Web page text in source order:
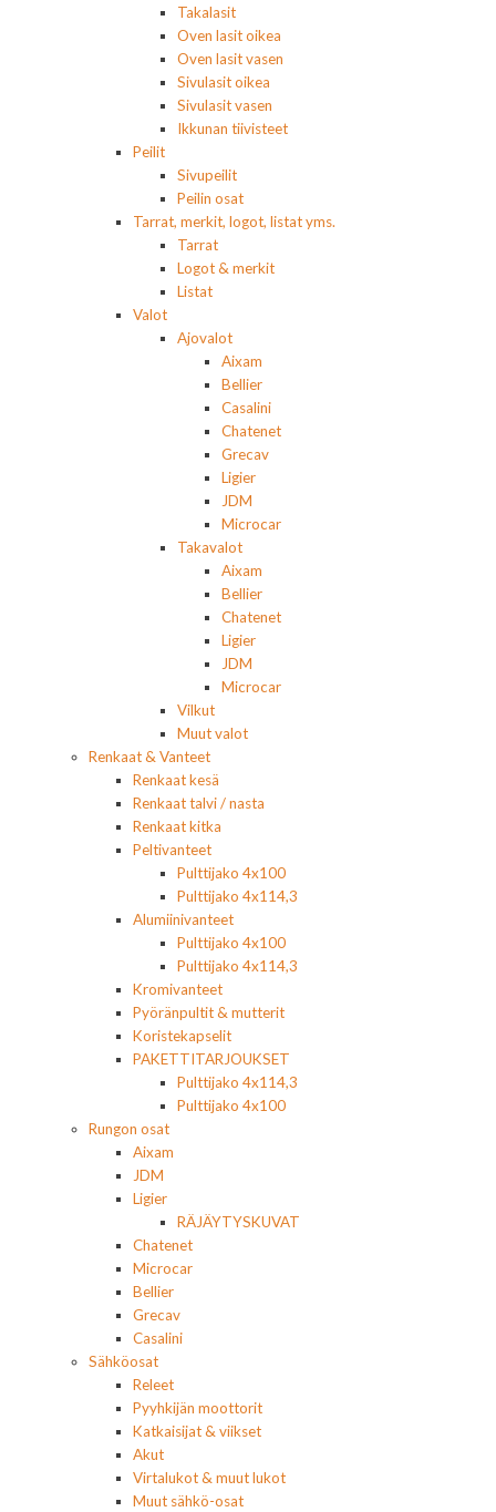
Takalasit
Oven lasit oikea
Oven lasit vasen
Sivulasit oikea
Sivulasit vasen
Ikkunan tiivisteet
Peilit
Sivupeilit
Peilin osat
Tarrat, merkit, logot, listat yms.
Tarrat
Logot & merkit
Listat
Valot
Ajovalot
Aixam
Bellier
Casalini
Chatenet
Grecav
Ligier
JDM
Microcar
Takavalot
Aixam
Bellier
Chatenet
Ligier
JDM
Microcar
Vilkut
Muut valot
Renkaat & Vanteet
Renkaat kesä
Renkaat talvi / nasta
Renkaat kitka
Peltivanteet
Pulttijako 4x100
Pulttijako 4x114,3
Alumiinivanteet
Pulttijako 4x100
Pulttijako 4x114,3
Kromivanteet
Pyöränpultit & mutterit
Koristekapselit
PAKETTITARJOUKSET
Pulttijako 4x114,3
Pulttijako 4x100
Rungon osat
Aixam
JDM
Ligier
RÄJÄYTYSKUVAT
Chatenet
Microcar
Bellier
Grecav
Casalini
Sähköosat
Releet
Pyyhkijän moottorit
Katkaisijat & viikset
Akut
Virtalukot & muut lukot
Muut sähkö-osat